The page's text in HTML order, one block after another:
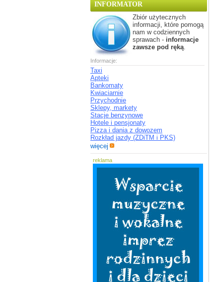
INFORMATOR
Zbiór użytecznych
informacji, które pomogą
nam w codziennych
sprawach - informacje
zawsze pod ręką.
Informacje:
Taxi
Apteki
Bankomaty
Kwiaciarnie
Przychodnie
Sklepy, markety
Stacje benzynowe
Hotele i pensjonaty
Pizza i dania z dowozem
Rozkład jazdy (ZDiTM i PKS)
więcej
reklama